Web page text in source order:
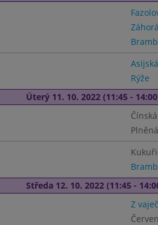
Rýže
Úterý 11. 10. 2022 (11:45 -
Středa 12. 10. 2022 (11:45 -
Z